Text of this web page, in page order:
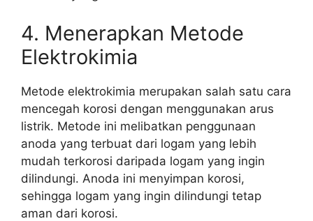
4. Menerapkan Metode
Elektrokimia
Metode elektrokimia merupakan salah satu cara
mencegah korosi dengan menggunakan arus
listrik. Metode ini melibatkan penggunaan
anoda yang terbuat dari logam yang lebih
mudah terkorosi daripada logam yang ingin
dilindungi. Anoda ini menyimpan korosi,
sehingga logam yang ingin dilindungi tetap
aman dari korosi.